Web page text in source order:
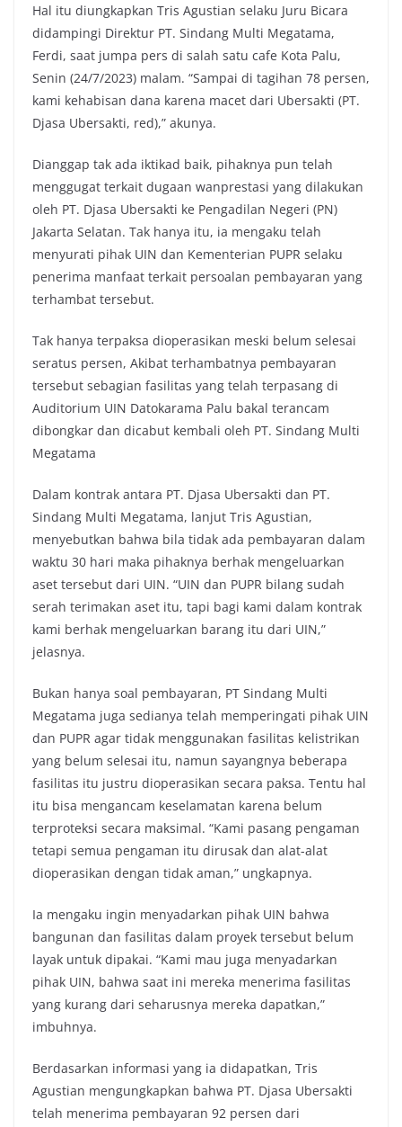
Hal itu diungkapkan Tris Agustian selaku Juru Bicara
didampingi Direktur PT. Sindang Multi Megatama,
Ferdi, saat jumpa pers di salah satu cafe Kota Palu,
Senin (24/7/2023) malam. “Sampai di tagihan 78 persen,
kami kehabisan dana karena macet dari Ubersakti (PT.
Djasa Ubersakti, red),” akunya.
Dianggap tak ada iktikad baik, pihaknya pun telah
menggugat terkait dugaan wanprestasi yang dilakukan
oleh PT. Djasa Ubersakti ke Pengadilan Negeri (PN)
Jakarta Selatan. Tak hanya itu, ia mengaku telah
menyurati pihak UIN dan Kementerian PUPR selaku
penerima manfaat terkait persoalan pembayaran yang
terhambat tersebut.
Tak hanya terpaksa dioperasikan meski belum selesai
seratus persen, Akibat terhambatnya pembayaran
tersebut sebagian fasilitas yang telah terpasang di
Auditorium UIN Datokarama Palu bakal terancam
dibongkar dan dicabut kembali oleh PT. Sindang Multi
Megatama
Dalam kontrak antara PT. Djasa Ubersakti dan PT.
Sindang Multi Megatama, lanjut Tris Agustian,
menyebutkan bahwa bila tidak ada pembayaran dalam
waktu 30 hari maka pihaknya berhak mengeluarkan
aset tersebut dari UIN. “UIN dan PUPR bilang sudah
serah terimakan aset itu, tapi bagi kami dalam kontrak
kami berhak mengeluarkan barang itu dari UIN,”
jelasnya.
Bukan hanya soal pembayaran, PT Sindang Multi
Megatama juga sedianya telah memperingati pihak UIN
dan PUPR agar tidak menggunakan fasilitas kelistrikan
yang belum selesai itu, namun sayangnya beberapa
fasilitas itu justru dioperasikan secara paksa. Tentu hal
itu bisa mengancam keselamatan karena belum
terproteksi secara maksimal. “Kami pasang pengaman
tetapi semua pengaman itu dirusak dan alat-alat
dioperasikan dengan tidak aman,” ungkapnya.
Ia mengaku ingin menyadarkan pihak UIN bahwa
bangunan dan fasilitas dalam proyek tersebut belum
layak untuk dipakai. “Kami mau juga menyadarkan
pihak UIN, bahwa saat ini mereka menerima fasilitas
yang kurang dari seharusnya mereka dapatkan,”
imbuhnya.
Berdasarkan informasi yang ia didapatkan, Tris
Agustian mengungkapkan bahwa PT. Djasa Ubersakti
telah menerima pembayaran 92 persen dari